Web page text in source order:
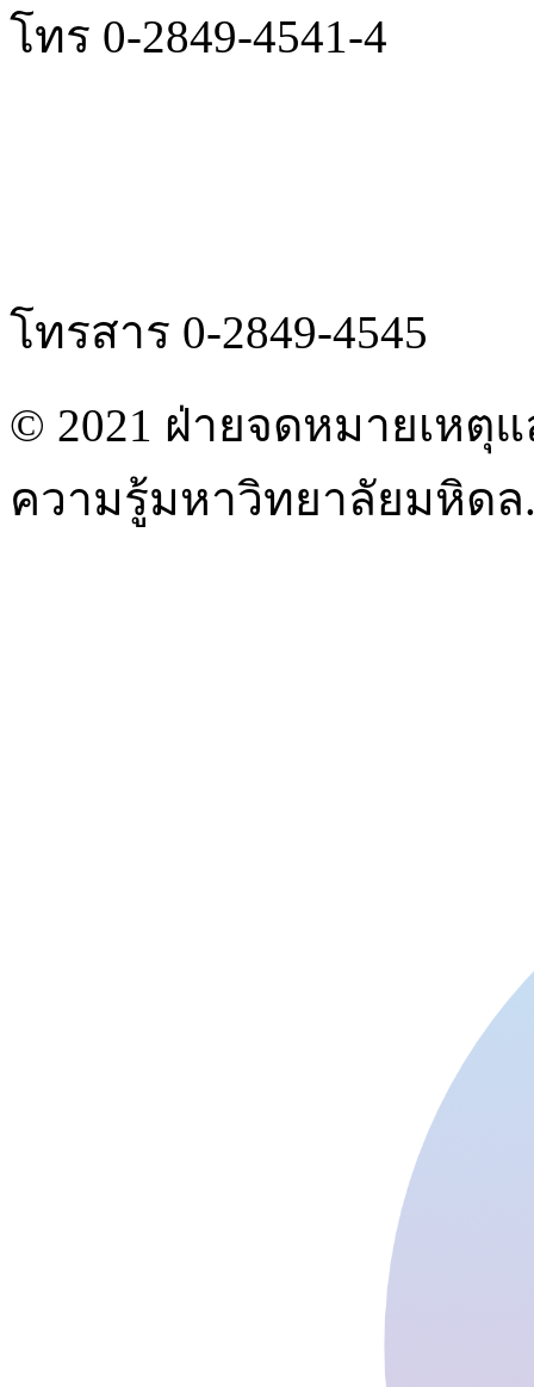
โทร 0-2849-4541-4
โทรสาร 0-2849-4545
© 2021 ฝ่ายจดหมายเห
ความรู้มหาวิทยาลัยมหิดล.